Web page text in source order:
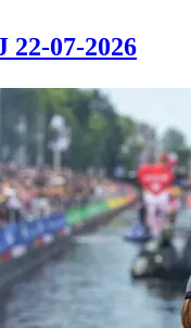
22-07-2026